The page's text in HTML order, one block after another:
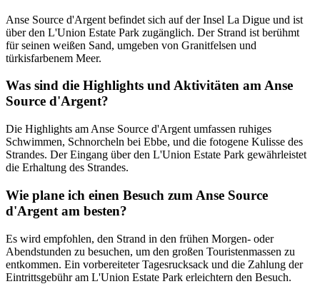
Anse Source d'Argent befindet sich auf der Insel La Digue und ist
über den L'Union Estate Park zugänglich. Der Strand ist berühmt
für seinen weißen Sand, umgeben von Granitfelsen und
türkisfarbenem Meer.
Was sind die Highlights und Aktivitäten am Anse
Source d'Argent?
Die Highlights am Anse Source d'Argent umfassen ruhiges
Schwimmen, Schnorcheln bei Ebbe, und die fotogene Kulisse des
Strandes. Der Eingang über den L'Union Estate Park gewährleistet
die Erhaltung des Strandes.
Wie plane ich einen Besuch zum Anse Source
d'Argent am besten?
Es wird empfohlen, den Strand in den frühen Morgen- oder
Abendstunden zu besuchen, um den großen Touristenmassen zu
entkommen. Ein vorbereiteter Tagesrucksack und die Zahlung der
Eintrittsgebühr am L'Union Estate Park erleichtern den Besuch.